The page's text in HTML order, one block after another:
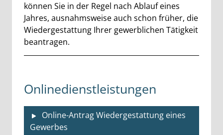
können Sie in der Regel nach Ablauf eines
Jahres, ausnahmsweise auch schon früher, die
Wiedergestattung Ihrer gewerblichen Tätigkeit
beantragen.
Onlinedienstleistungen
Online-Antrag Wiedergestattung eines
Gewerbes